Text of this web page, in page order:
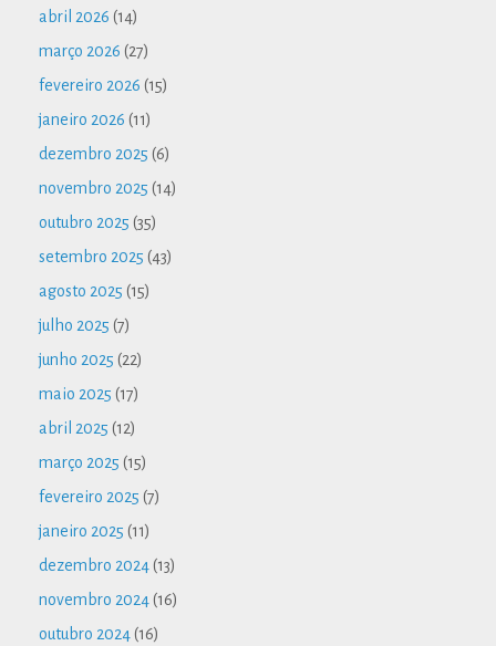
abril 2026 (14)
março 2026 (27)
fevereiro 2026 (15)
janeiro 2026 (11)
dezembro 2025 (6)
novembro 2025 (14)
outubro 2025 (35)
setembro 2025 (43)
agosto 2025 (15)
julho 2025 (7)
junho 2025 (22)
maio 2025 (17)
abril 2025 (12)
março 2025 (15)
fevereiro 2025 (7)
janeiro 2025 (11)
dezembro 2024(13)
novembro 2024(16)
outubro 2024(16)